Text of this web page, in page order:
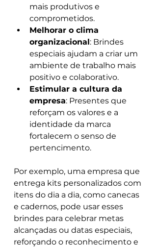
mais produtivos e
comprometidos.
Melhorar o clima
organizacional: Brindes
especiais ajudam a criar um
ambiente de trabalho mais
positivo e colaborativo.
Estimular a cultura da
empresa: Presentes que
reforçam os valores e a
identidade da marca
fortalecem o senso de
pertencimento.
Por exemplo, uma empresa que
entrega kits personalizados com
itens do dia a dia, como canecas
e cadernos, pode usar esses
brindes para celebrar metas
alcançadas ou datas especiais,
reforçando o reconhecimento e